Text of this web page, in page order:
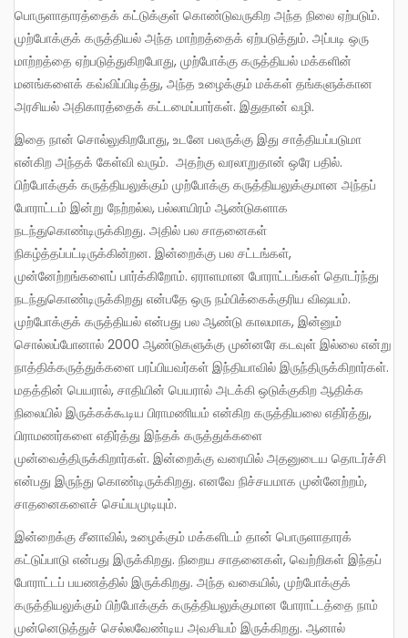
பொருளாதாரத்தைக் கட்டுக்குள் கொண்டுவருகிற அந்த நிலை ஏற்படும்.
முற்போக்குக் கருத்தியல் அந்த மாற்றத்தைக் ஏற்படுத்தும். அப்படி ஒரு
மாற்றத்தை ஏற்படுத்துகிறபோது, முற்போக்கு கருத்தியல் மக்களின்
மனங்களைக் கவ்விப்பிடித்து, அந்த உழைக்கும் மக்கள் தங்களுக்கான
அரசியல் அதிகாரத்தைக் கட்டமைப்பார்கள். இதுதான் வழி.
இதை நான் சொல்லுகிறபோது, உடனே பலருக்கு இது சாத்தியப்படுமா
என்கிற அந்தக் கேள்வி வரும். அதற்கு வரலாறுதான் ஒரே பதில்.
பிற்போக்குக் கருத்தியலுக்கும் முற்போக்கு கருத்தியலுக்குமான அந்தப்
போராட்டம் இன்று நேற்றல்ல, பல்லாயிரம் ஆண்டுகளாக
நடந்துகொண்டிருக்கிறது. அதில் பல சாதனைகள்
நிகழ்த்தப்பட்டிருக்கின்றன. இன்றைக்கு பல சட்டங்கள்,
முன்னேற்றங்களைப் பார்க்கிறோம். ஏராளமான போராட்டங்கள் தொடர்ந்து
நடந்துகொண்டிருக்கிறது என்பதே ஒரு நம்பிக்கைக்குரிய விஷயம்.
முற்போக்குக் கருத்தியல் என்பது பல ஆண்டு காலமாக, இன்னும்
சொல்லப்போனால் 2000 ஆண்டுகளுக்கு முன்னரே கடவுள் இல்லை என்று
நாத்திக்கருத்துக்களை பரப்பியவர்கள் இந்தியாவில் இருந்திருக்கிறார்கள்.
மதத்தின் பெயரால், சாதியின் பெயரால் அடக்கி ஒடுக்குகிற ஆதிக்க
நிலையில் இருக்கக்கூடிய பிராமணியம் என்கிற கருத்தியலை எதிர்த்து,
பிராமணர்களை எதிர்த்து இந்தக் கருத்துக்களை
முன்வைத்திருக்கிறார்கள். இன்றைக்கு வரையில் அதனுடைய தொடர்ச்சி
என்பது இருந்து கொண்டிருக்கிறது. எனவே நிச்சயமாக முன்னேற்றம்,
சாதனைகளைச் செய்யமுடியும்.
இன்றைக்கு சீனாவில், உழைக்கும் மக்களிடம் தான் பொருளாதாரக்
கட்டுப்பாடு என்பது இருக்கிறது. நிறைய சாதனைகள், வெற்றிகள் இந்தப்
போராட்டப் பயணத்தில் இருக்கிறது. அந்த வகையில், முற்போக்குக்
கருத்தியலுக்கும் பிற்போக்குக் கருத்தியலுக்குமான போராட்டத்தை நாம்
முன்னெடுத்துச் செல்லவேண்டிய அவசியம் இருக்கிறது. ஆனால்